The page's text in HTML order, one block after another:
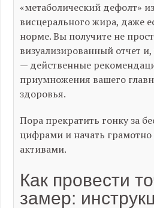
«метаболический дефолт»
висцерального жира, даже
норме. Вы получите не
визуализированный отчет и,
— действенные
приумножения вашего
здоровья.
Пора прекратить гонку за
цифрами и начать
активами.
Как провести
замер: